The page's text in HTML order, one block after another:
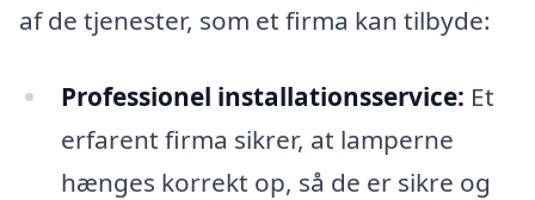
af de tjenester, som et firma kan tilbyde:
Professionel installationsservice: Et
erfarent firma sikrer, at lamperne
hænges korrekt op, så de er sikre og